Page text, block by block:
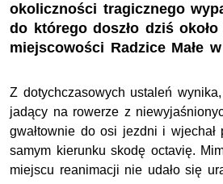
okoliczności tragicznego
do którego doszło dziś
miejscowości Radzice Małe
Z dotychczasowych ustaleń
jadący na rowerze z
gwałtownie do osi jezdni i
samym kierunku skodę octavię.
miejscu reanimacji nie udało się